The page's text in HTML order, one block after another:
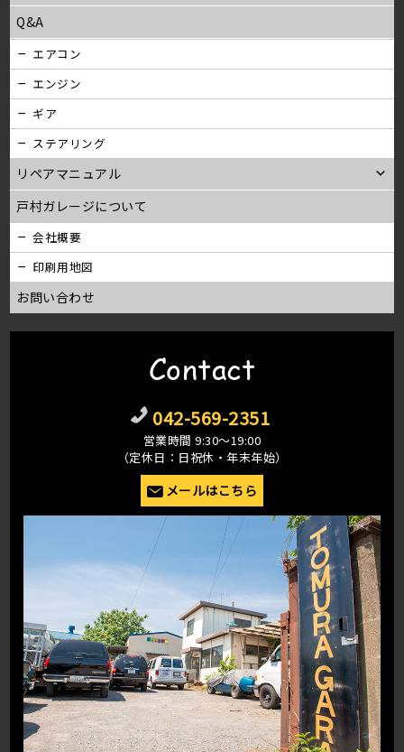
Q&A
エアコン
エンジン
ギア
ステアリング
リペアマニュアル
戸村ガレージについて
会社概要
印刷用地図
お問い合わせ
Contact
042-569-2351
営業時間 9:30〜19:00
（定休日：日祝休・年末年始）
メールはこちら